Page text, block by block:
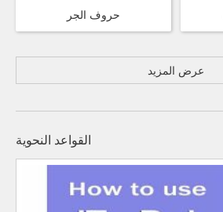
حروف الجر
عرض المزيد
القواعد النحوية